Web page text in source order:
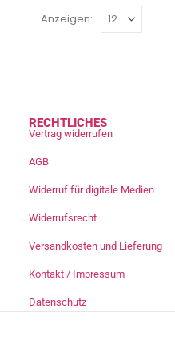
Anzeigen:
RECHTLICHES
Vertrag widerrufen
AGB
Widerruf für digitale Medien
Widerrufsrecht
Versandkosten und Lieferung
Kontakt / Impressum
Datenschutz